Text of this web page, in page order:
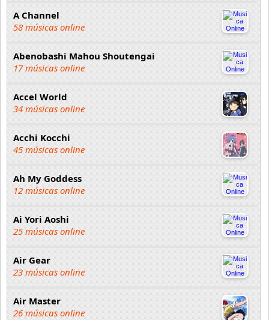
A Channel
58 músicas online
Abenobashi Mahou Shoutengai
17 músicas online
Accel World
34 músicas online
Acchi Kocchi
45 músicas online
Ah My Goddess
12 músicas online
Ai Yori Aoshi
25 músicas online
Air Gear
23 músicas online
Air Master
26 músicas online